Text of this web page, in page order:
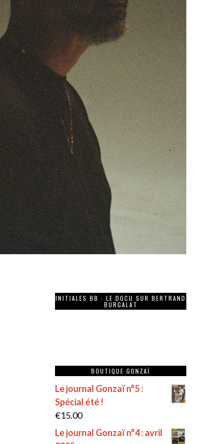
INITIALES BB : LE DOCU SUR BERTRAND
BURGALAT
BOUTIQUE GONZAÏ
Le journal Gonzaï n°5 :
Spécial été !
€15.00
Le journal Gonzaï n°4 : avril